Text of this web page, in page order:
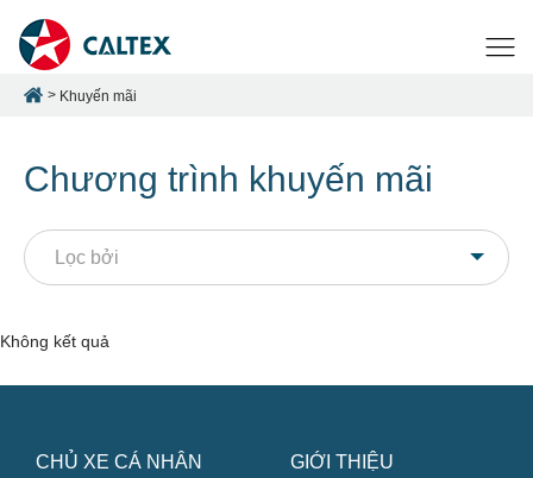
Khuyến mãi
Chương trình khuyến mãi
Lọc bởi
Không kết quả
CHỦ XE CÁ NHÂN GIỚI THIỆU